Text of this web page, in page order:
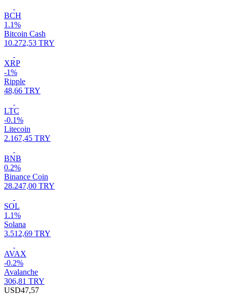
BCH
1.1%
Bitcoin Cash
10.272,53 TRY
XRP
-1%
Ripple
48,66 TRY
LTC
-0.1%
Litecoin
2.167,45 TRY
BNB
0.2%
Binance Coin
28.247,00 TRY
SOL
1.1%
Solana
3.512,69 TRY
AVAX
-0.2%
Avalanche
306,81 TRY
USD47,57